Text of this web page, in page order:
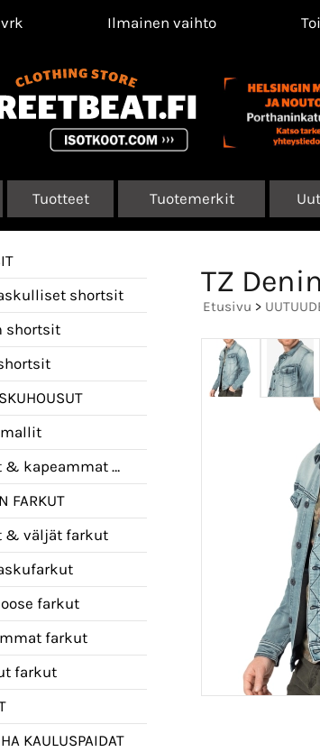
Ilmainen vaihto
Tuotteet Tuotemerkit
shortsit
shortsit
kapeammat mallit
FARKUT
& väljät farkut
farkut
farkut
farkut
KAULUSPAIDAT
TZ
Etusivu >